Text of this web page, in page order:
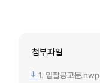
첨부파일
1. 입찰공고문.hwp